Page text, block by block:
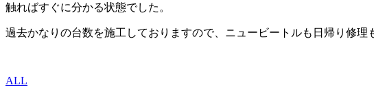
触ればすぐに分かる状態でした。
過去かなりの台数を施工しておりますので、ニュービートルも日帰り修理
ALL